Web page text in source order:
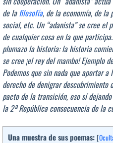
de lafilosofía, de la economía, de
social, etc. Un “adanista” se cree el
de cualquier cosa en la que
plumazo la historia: la historia
se cree ¡el rey del mambo! Ejemplo
Podemos que sin nada que aportar
derecho de denigrar descubrimiento
pacto de la transición, eso sí
la 2ª República consecuencia de la
Una muestra de sus poemas: [